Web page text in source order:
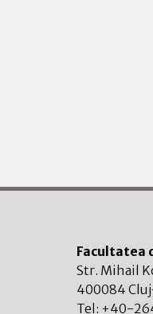
Facultatea
Str. Mihail
400084
Tel: +40-